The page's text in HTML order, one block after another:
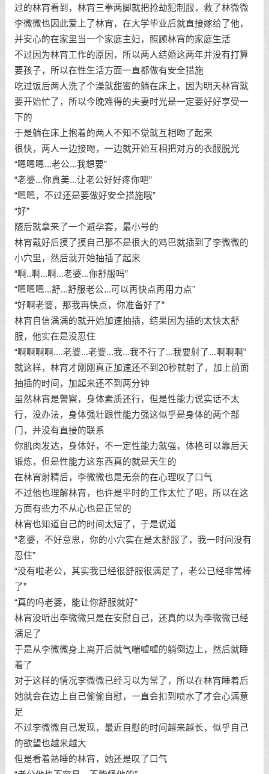
过的林宵看到，林宵三拳两脚就把抢劫犯制服，救了林微微
李微微也因此爱上了林宵，在大学毕业后就直接嫁给了他，
并安心的在家里当一个家庭主妇，照顾林宵的家庭生活
不过因为林宵工作的原因，所以两人结婚这两年并没有打算
要孩子，所以在性生活方面一直都做有安全措施
吃过饭后两人洗了个澡就甜蜜的躺在床上，因为明天林宵就
要开始忙了，所以今晚难得的夫妻时光是一定要好好享受一
下的
于是躺在床上抱着的两人不知不觉就互相吻了起来
很快，两人一边接吻，一边就开始互相把对方的衣服脱光
“嗯嗯嗯...老公...我想要”
“老婆...你真美...让老公好好疼你吧”
“嗯嗯，不过还是要做好安全措施哦”
“好”
随后就拿来了一个避孕套，最小号的
林宵戴好后摸了摸自己那不是很大的鸡巴就插到了李微微的
小穴里，然后就开始抽插了起来
“啊..啊...啊...老婆...你舒服吗”
“嗯嗯嗯...舒...舒服老公...可以再快点再用力点”
“好啊老婆，那我再快点，你准备好了”
林宵自信满满的就开始加速抽插，结果因为插的太快太舒
服，他实在是没忍住
“啊啊啊啊....老婆...老婆...我...我不行了...我要射了...啊啊啊”
就这样，林宵才刚刚真正加速还不到20秒就射了，加上前面
抽插的时间，加起来还不到两分钟
虽然林宵是警察，身体素质还行，但是性能力说实话不太
行，没办法，身体强壮跟性能力强这似乎是身体的两个部
门，并没有直接的联系
你肌肉发达，身体好，不一定性能力就强，体格可以靠后天
锻炼，但是性能力这东西真的就是天生的
在林宵射精后，李微微也是无奈的在心理叹了口气
不过他也理解林宵，也许是平时的工作太忙了吧，所以在这
方面有些力不从心也是正常的
林宵也知道自己的时间太短了，于是说道
“老婆，不好意思，你的小穴实在是太舒服了，我一时间没有
忍住”
“没有啦老公，其实我已经很舒服很满足了，老公已经非常棒
了”
“真的吗老婆，能让你舒服就好”
林宵没听出李微微只是在安慰自己，还真的以为李微微已经
满足了
于是从李微微身上离开后就气喘嘘嘘的躺倒边上，然后就睡
着了
对于这样的情况李微微已经习以为常了，所以在林宵睡着后
她就会在边上自己偷偷自慰，一直会扣到喷水了才会心满意
足
不过李微微自己发现，最近自慰的时间越来越长，似乎自己
的欲望也越来越大
但是看着熟睡的林宵，她还是叹了口气